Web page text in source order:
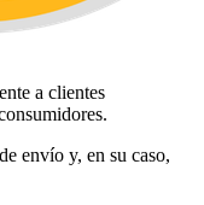
a clientes
envío y, en su caso,